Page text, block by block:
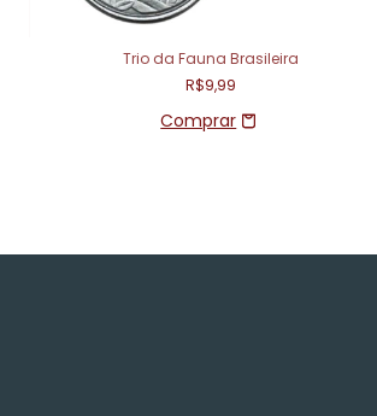
Trio da Fauna Brasileira
R$9,99